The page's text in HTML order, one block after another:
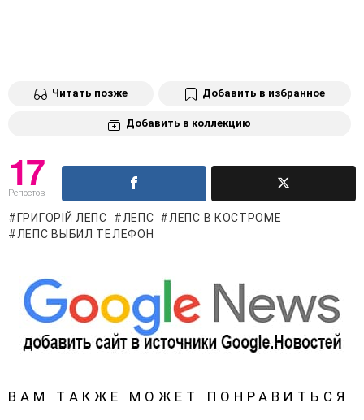
Читать позже Добавить в избранное
Добавить в коллекцию
17
Репостов
ГРИГОРІЙ ЛЕПС ЛЕПС
ЛЕПС В КОСТРОМЕ
ЛЕПС ВЫБИЛ ТЕЛЕФОН
ВАМ ТАКЖЕ МОЖЕТ ПОНРАВИТЬСЯ